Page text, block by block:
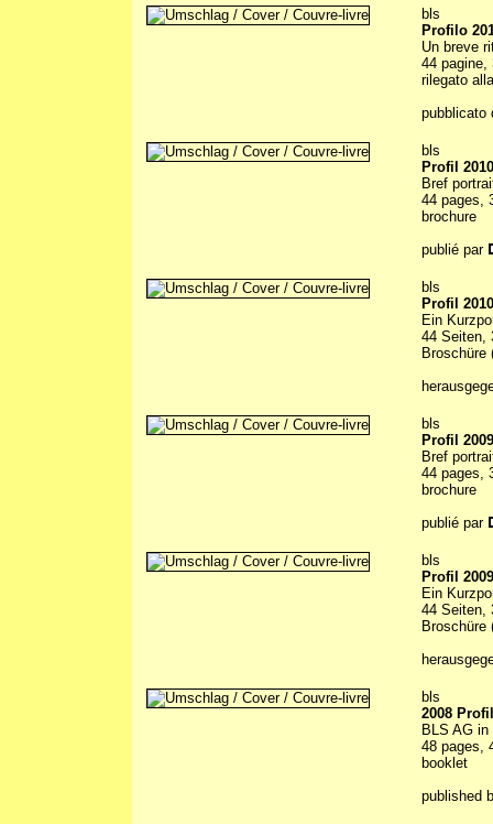
bls
Profilo
Un breve
44 pagine,
rilegato
pubblicato
bls
Profil 2010
Bref
44 pages,
brochure
publié par
bls
Profil 2010
Ein
44 Seiten,
Broschüre
bls
Profil
Bref
44 pages,
brochure
publié par
bls
Profil
Ein
44 Seiten,
Broschüre
bls
2008
BLS AG
48 pages,
booklet
published